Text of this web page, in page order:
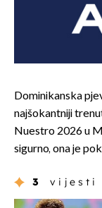
Dominikanska
najšokantniji
Nuestro 2026 u
sigurno, ona je
3 vijesti